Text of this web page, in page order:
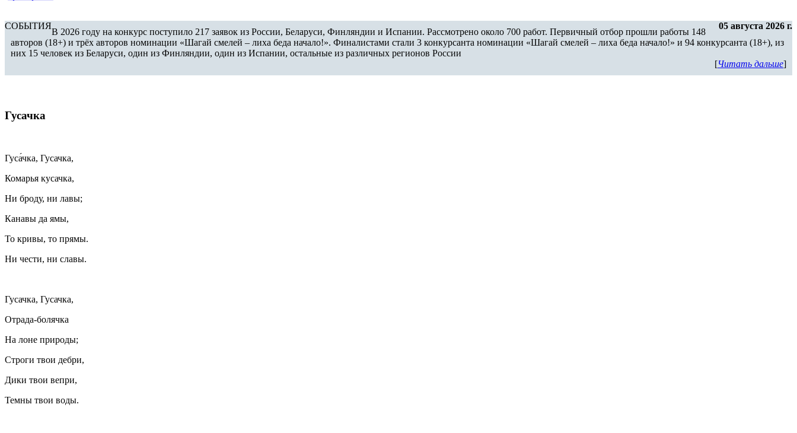
СОБЫТИЯ 05 августа 2026 г.
В 2026 году на конкурс поступило 217 заявок из России, Беларуси, Финляндии и Испании. Рассмотрено около 700 работ. Первичный отбор прошли работы 148
авторов (18+) и трёх авторов номинации «Шагай смелей – лиха беда начало!». Финалистами стали 3 конкурсанта номинации «Шагай смелей – лиха беда начало!» и 94 конкурсанта (18+), из
них 15 человек из Беларуси, один из Финляндии, один из Испании, остальные из различных регионов России
[Читать дальше]
Гусачка
Гуса́чка, Гусачка,
Комарья кусачка,
Ни броду, ни лавы;
Канавы да ямы,
То кривы, то прямы.
Ни чести, ни славы.
Гусачка, Гусачка,
Отрада-болячка
На лоне природы;
Строги твои дебри,
Дики твои вепри,
Темны твои воды.